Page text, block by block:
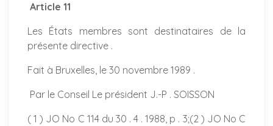
Article 11
Les États membres sont destinataires de la
présente directive .
Fait à Bruxelles, le 30 novembre 1989 .
Par le Conseil Le président J.-P . SOISSON
( 1 ) JO No C 114 du 30 . 4 . 1988, p . 3;(2 ) JO No C